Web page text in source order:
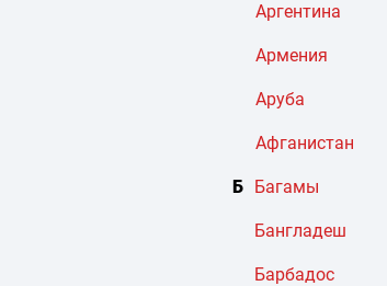
Аргентина
Армения
Аруба
Афганистан
Б Багамы
Бангладеш
Барбадос